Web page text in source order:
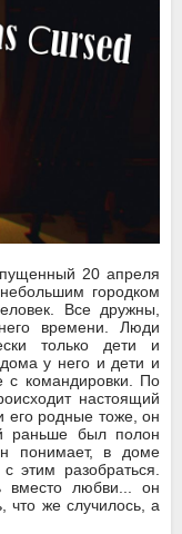
20 апреля
городком
Все дружны,
времени. Люди
только дети и
у него и дети и
с командировки. По
настоящий
его родные тоже, он
раньше был полон
понимает, в доме
этим разобраться.
вместо любви... он
что же случилось, а